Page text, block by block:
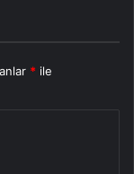
* ile